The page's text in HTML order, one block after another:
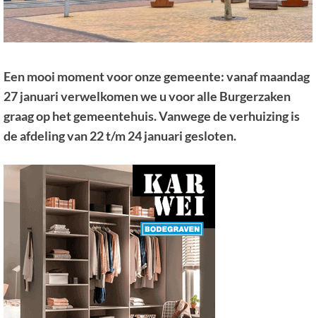
Een mooi moment voor onze gemeente: vanaf maandag
27 januari verwelkomen we u voor alle Burgerzaken
graag op het gemeentehuis. Vanwege de verhuizing is
de afdeling van 22 t/m 24 januari gesloten.